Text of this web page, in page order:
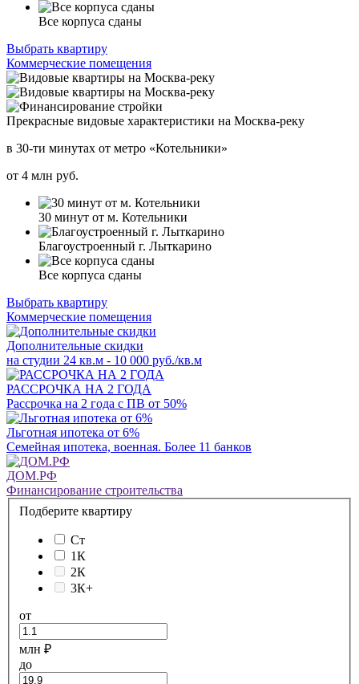
Все корпуса сданы
Выбрать квартиру
Коммерческие помещения
Прекрасные видовые характеристики на Москва-реку
в 30-ти минутах от метро «Котельники»
от 4 млн руб.
30 минут от м. Котельники
Благоустроенный г. Лыткарино
Все корпуса сданы
Выбрать квартиру
Коммерческие помещения
Дополнительные скидки
на студии 24 кв.м - 10 000 руб./кв.м
РАССРОЧКА НА 2 ГОДА
Рассрочка на 2 года с ПВ от 50%
Льготная ипотека от 6%
Семейная ипотека, военная. Более 11 банков
ДОМ.РФ
Финансирование строительства
Подберите квартиру
Ст
1К
2К
3К+
от
млн ₽
до